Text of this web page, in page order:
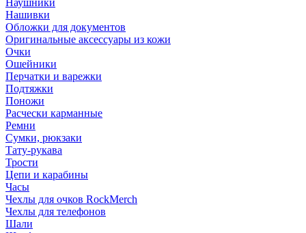
Наушники
Нашивки
Обложки для документов
Оригинальные аксессуары из кожи
Очки
Ошейники
Перчатки и варежки
Подтяжки
Поножи
Расчески карманные
Ремни
Сумки, рюкзаки
Тату-рукава
Трости
Цепи и карабины
Часы
Чехлы для очков RockMerch
Чехлы для телефонов
Шали